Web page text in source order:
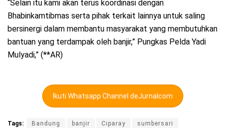
“Selain itu kami akan terus koordinasi dengan
Bhabinkamtibmas serta pihak terkait lainnya untuk saling
bersinergi dalam membantu masyarakat yang membutuhkan
bantuan yang terdampak oleh banjir,” Pungkas Pelda Yadi
Mulyadi,” (**AR)
Ikuti Whatsapp Channel deJurnalcom
Tags: Bandung banjir Ciparay sumbersari